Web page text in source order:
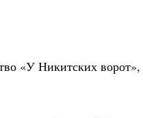
«У Никитских ворот»,